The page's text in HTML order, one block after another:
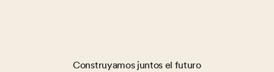
Construyamos juntos el futuro